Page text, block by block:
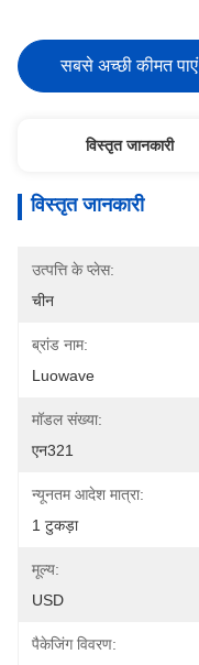
सबसे अच्छी कीमत पाएं
विस्तृत जानकारी
विस्तृत जानकारी
उत्पत्ति के प्लेस:
चीन
ब्रांड नाम:
Luowave
मॉडल संख्या:
एन321
न्यूनतम आदेश मात्रा:
1 टुकड़ा
मूल्य:
USD
पैकेजिंग विवरण: